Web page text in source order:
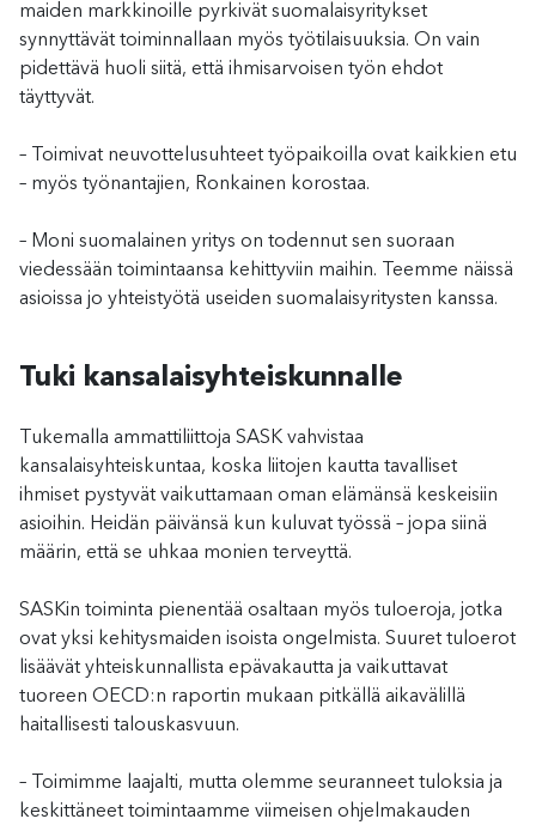
maiden markkinoille pyrkivät suomalaisyritykset
synnyttävät toiminnallaan myös työtilaisuuksia. On vain
pidettävä huoli siitä, että ihmisarvoisen työn ehdot
täyttyvät.
– Toimivat neuvottelusuhteet työpaikoilla ovat kaikkien etu
– myös työnantajien, Ronkainen korostaa.
– Moni suomalainen yritys on todennut sen suoraan
viedessään toimintaansa kehittyviin maihin. Teemme näissä
asioissa jo yhteistyötä useiden suomalaisyritysten kanssa.
Tuki kansalaisyhteiskunnalle
Tukemalla ammattiliittoja SASK vahvistaa
kansalaisyhteiskuntaa, koska liitojen kautta tavalliset
ihmiset pystyvät vaikuttamaan oman elämänsä keskeisiin
asioihin. Heidän päivänsä kun kuluvat työssä – jopa siinä
määrin, että se uhkaa monien terveyttä.
SASKin toiminta pienentää osaltaan myös tuloeroja, jotka
ovat yksi kehitysmaiden isoista ongelmista. Suuret tuloerot
lisäävät yhteiskunnallista epävakautta ja vaikuttavat
tuoreen OECD:n raportin mukaan pitkällä aikavälillä
haitallisesti talouskasvuun.
– Toimimme laajalti, mutta olemme seuranneet tuloksia ja
keskittäneet toimintaamme viimeisen ohjelmakauden